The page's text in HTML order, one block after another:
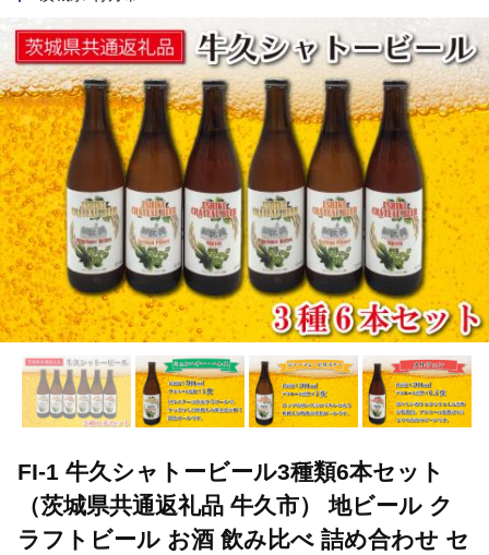
TOP
FI-1 牛久シャトービール3種類6本セット
（茨城県共通返礼品 牛久市） 地ビール ク
ラフトビール お酒 飲み比べ 詰め合わせ セ